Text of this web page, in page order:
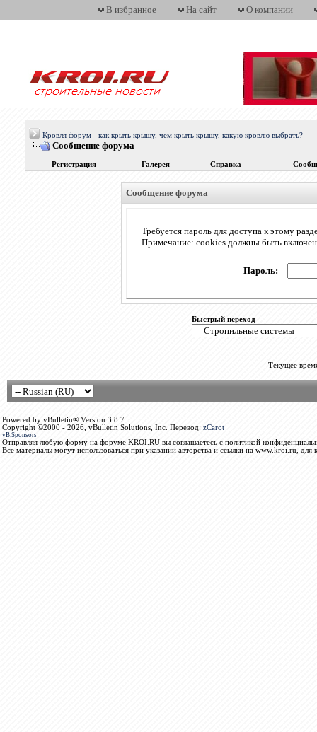
В избранное На сайт О компании
Кровля форум - как крыть крышу, чем крыть крышу, какую кровлю выбрать?
Сообщение форума
Регистрация Галерея Справка
Сообщение форума
Требуется пароль для доступа к этому
Примечание: cookies должны быть
Пароль:
Быстрый переход
Текущее
Powered by vBulletin® Version 3.8.7
Copyright ©2000 - 2026, vBulletin Solutions, Inc. Перевод: zCarot
vB.Sponsors
Отправляя любую форму на форуме KROI.RU вы соглашаетесь с политикой
Все материалы могут использоваться при указании авторства и ссылки на www.kroi.ru, для